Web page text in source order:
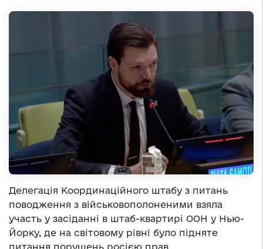
Делегація Координаційного штабу з питань
поводження з військовополоненими взяла
участь у засіданні в штаб-квартирі ООН у Нью-
Йорку, де на світовому рівні було підняте
питання порушень росією прав